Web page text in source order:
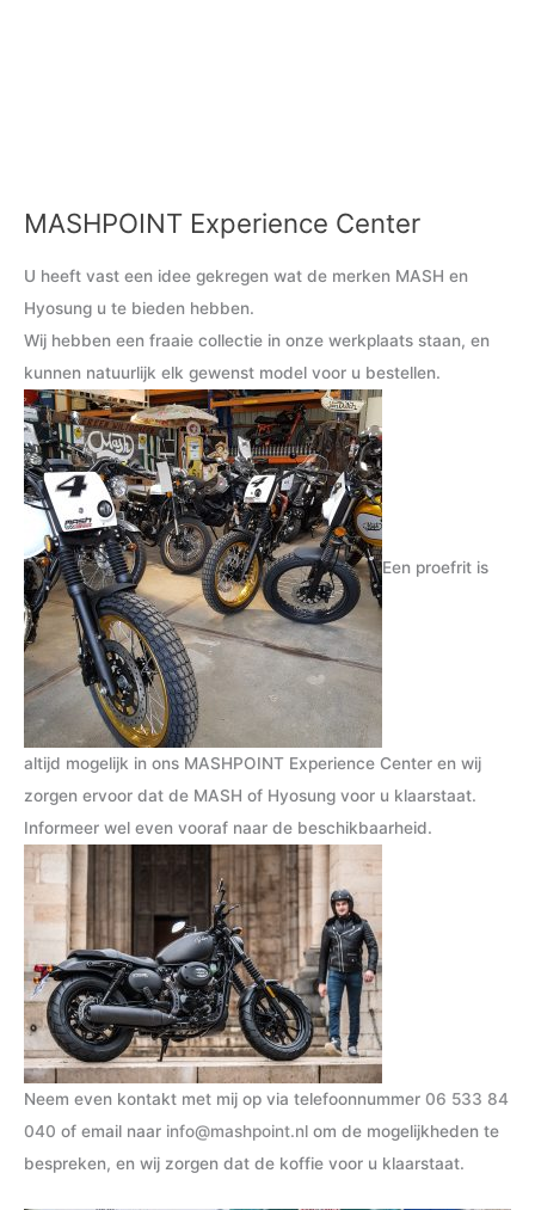
MASHPOINT Experience Center
U heeft vast een idee gekregen wat de merken MASH en
Hyosung u te bieden hebben.
Wij hebben een fraaie collectie in onze werkplaats staan, en
kunnen natuurlijk elk gewenst model voor u bestellen.
Een proefrit is
altijd mogelijk in ons MASHPOINT Experience Center en wij
zorgen ervoor dat de MASH of Hyosung voor u klaarstaat.
Informeer wel even vooraf naar de beschikbaarheid.
Neem even kontakt met mij op via telefoonnummer 06 533 84
040 of email naar info@mashpoint.nl om de mogelijkheden te
bespreken, en wij zorgen dat de koffie voor u klaarstaat.